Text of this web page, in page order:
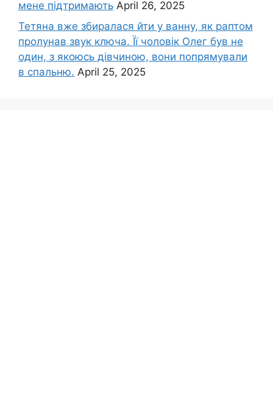
мене підтримають April 26, 2025
Тетяна вже збиралася йти у ванну, як раптом
пролунав звук ключа. Її чоловік Олег був не
один, з якоюсь дівчиною, вони попрямували
в спальню. April 25, 2025